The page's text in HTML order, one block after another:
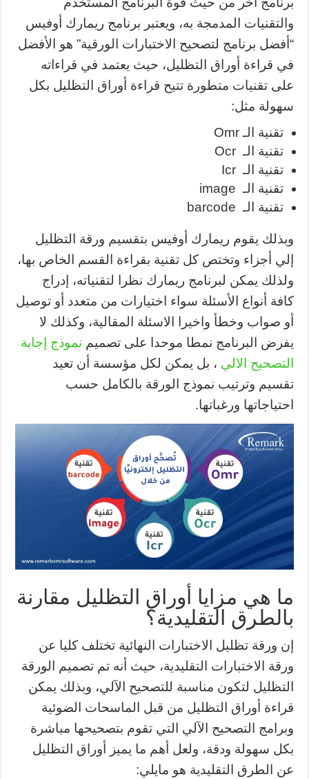
والتقنيات المدمجة به، ويعتبر برنامج ريمارك أوفيس
“أفضل برنامج لتصحيح الاختبارات الورقية” هو الأفضل
في قراءة أوراق التظليل، حيث يعتمد في قراءاته
على تقنيات متطورة تتيح قراءة أوراق التظليل بكل
سهولة مثل:
تقنية الـ Omr
تقنية الـ Ocr
تقنية الـ Icr
تقنية الـ image
تقنية الـ barcode
وبذلك يقوم ريمارك أوفيس بتقسيم ورقة التظليل
إلي أجزاء وتختص كل تقنية بقراءة القسم الخاص بها،
ولذلك يمكن لبرنامج ريمارك نظرا لتقنياته، إدراج
كافة أنواع الأسئلة سواء اختيارات من متعدد أو توصيل
أو صواب وخطأ واخيرا الاسئلة المقالية، وكذلك لا
يفرض البرنامج نمطا موحدا على تصميم نموذج إجابة
التصحيح الالي ، بل يمكن لكل مؤسسة أن تعيد
تقسيم وترتيب نموذج الورقة بالكامل حسب
احتياجاتها ورغباتها.
ما هي مزايا أوراق التظليل مقارنة
بالطرق التقليدية؟
إن ورقة تظليل الاختبارات النهائية تختلف كليا عن
ورقة الاختبارات التقليدية، حيث أنه تم تصميم الورقة
التظليل لتكون مناسبة للتصحيح الآلي، وبذلك يمكن
قراءة أوراق التظليل من قبل الماسحات الضوئية
وبرامج التصحيح الآلي التي تقوم بتصحيحها مباشرة
بكل سهولة ودقة، ولعل أهم ما يميز أوراق التظليل
عن الطرق التقليدية هو مايلي: